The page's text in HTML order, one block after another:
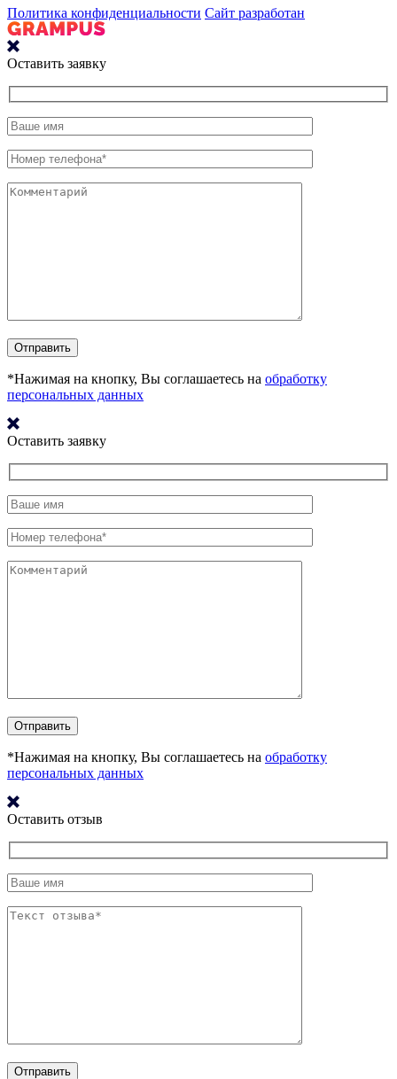
Политика конфиденциальности Сайт разработан
Оставить заявку
*Нажимая на кнопку, Вы соглашаетесь на обработку
персональных данных
Оставить заявку
*Нажимая на кнопку, Вы соглашаетесь на обработку
персональных данных
Оставить отзыв